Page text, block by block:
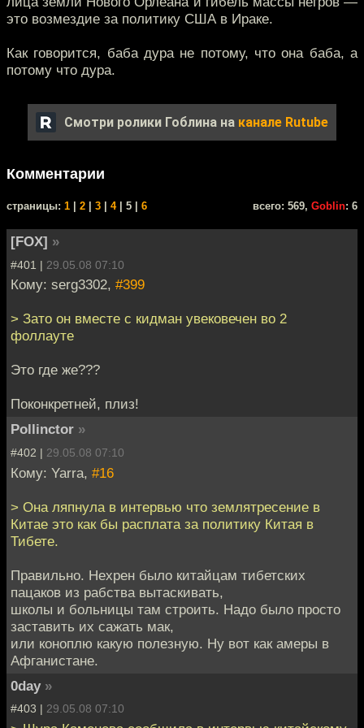
это возмездие за политику США в Ираке.
Как говорится, баба дура не потому, что она баба, а
потому что дура.
Смотри ролики Гоблина на канале Rutube
Комментарии
cтраницы: 1 2 3 4| 5 | 6 всего: 569, Goblin: 6
[FOX] »
#401 | 29.05.08 07:10
Кому: serg3302, #399
> Зато он вместе с кидман увековечен во 2
фоллауте
Это где же???
Поконкретней, плиз!
Pollinctor »
#402 | 29.05.08 07:10
Кому: Yarra, #16
> Она ляпнула в интервью что землятресение в
Китае это как бы расплата за политику Китая в
Тибете.
Правильно. Нехрен было китайцам тибетских
пацаков из рабства вытаскивать,
школы и больницы там строить. Надо было просто
заставить их сажать мак,
или коноплю какую полезную. Ну вот как амеры в
Афганистане.
0day »
#403 | 29.05.08 07:10